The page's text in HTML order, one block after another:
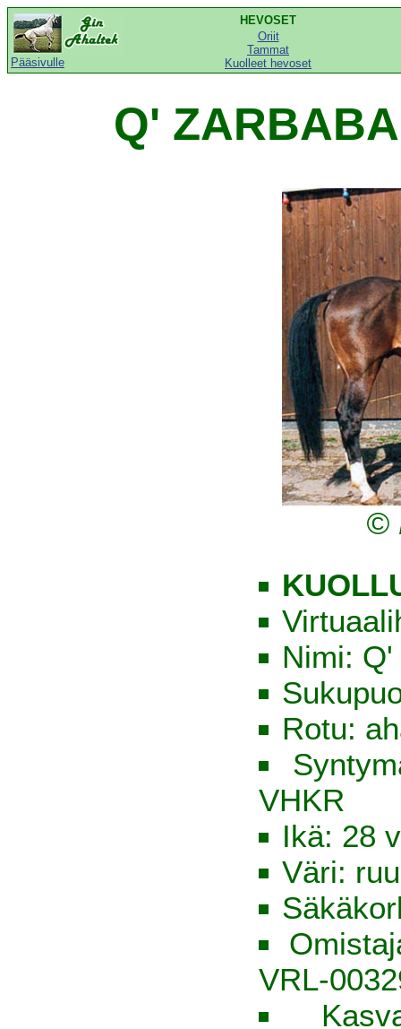
Pääsivulle
HEVOSET
Oriit
Tammat
Kuolleet hevoset
Q'
©
Nimi:
Rotu:
VHKR
Ikä: 28
Väri:
VRL-